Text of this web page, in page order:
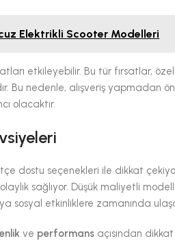
Elektrikli Scooter Modelleri
etkileyebilir. Bu tür fırsatlar,
Bu nedenle, alışveriş yapmadan
olacaktır.
dostu seçenekleri ile dikkat
sağlıyor. Düşük maliyetli
sosyal etkinliklere zamanında
ve performans açısından